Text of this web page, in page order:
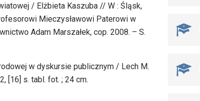
/ Elżbieta Kaszuba // W : Śląsk,
Mieczysławowi Paterowi w
Adam Marszałek, cop. 2008. – S.
w dyskursie publicznym / Lech M.
[16] s. tabl. fot. ; 24 cm.